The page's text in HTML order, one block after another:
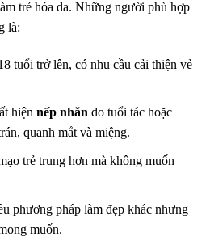
trẻ hóa da. Những người phù hợp
là:
tuổi trở lên, có nhu cầu cải thiện vẻ
hiện nếp nhăn do tuổi tác hoặc
quanh mắt và miệng.
trẻ trung hơn mà không muốn
phương pháp làm đẹp khác nhưng
muốn.